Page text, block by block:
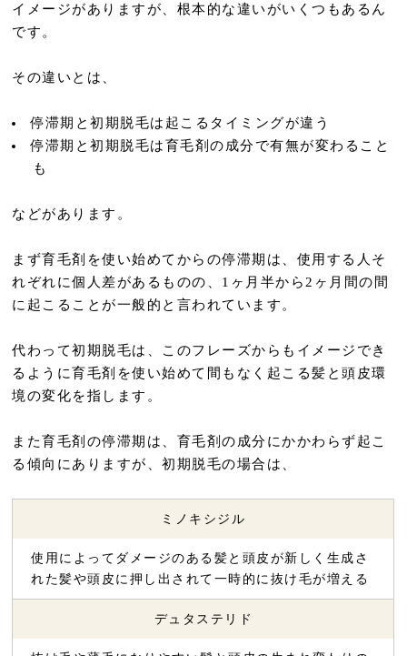
イメージがありますが、根本的な違いがいくつもあるん
です。
その違いとは、
停滞期と初期脱毛は起こるタイミングが違う
停滞期と初期脱毛は育毛剤の成分で有無が変わること
も
などがあります。
まず育毛剤を使い始めてからの停滞期は、使用する人そ
れぞれに個人差があるものの、1ヶ月半から2ヶ月間の間
に起こることが一般的と言われています。
代わって初期脱毛は、このフレーズからもイメージでき
るように育毛剤を使い始めて間もなく起こる髪と頭皮環
境の変化を指します。
また育毛剤の停滞期は、育毛剤の成分にかかわらず起こ
る傾向にありますが、初期脱毛の場合は、
ミノキシジル
使用によってダメージのある髪と頭皮が新しく生成さ
れた髪や頭皮に押し出されて一時的に抜け毛が増える
デュタステリド